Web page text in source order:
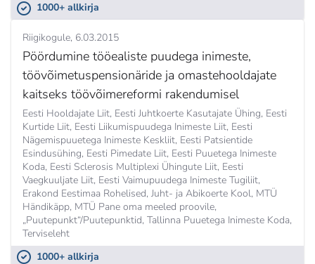
1000+ allkirja
Riigikogule 6.03.2015
Pöördumine tööealiste puudega inimeste,
töövõimetuspensionäride ja omastehooldajate
kaitseks töövõimereformi rakendumisel
Eesti Hooldajate Liit, Eesti Juhtkoerte Kasutajate Ühing, Eesti
Kurtide Liit, Eesti Liikumispuudega Inimeste Liit, Eesti
Nägemispuuetega Inimeste Keskliit, Eesti Patsientide
Esindusühing, Eesti Pimedate Liit, Eesti Puuetega Inimeste
Koda, Eesti Sclerosis Multiplexi Ühingute Liit, Eesti
Vaegkuuljate Liit, Eesti Vaimupuudega Inimeste Tugiliit,
Erakond Eestimaa Rohelised, Juht- ja Abikoerte Kool, MTÜ
Händikäpp, MTÜ Pane oma meeled proovile,
„Puutepunkt“/Puutepunktid, Tallinna Puuetega Inimeste Koda,
Terviseleht
1000+ allkirja